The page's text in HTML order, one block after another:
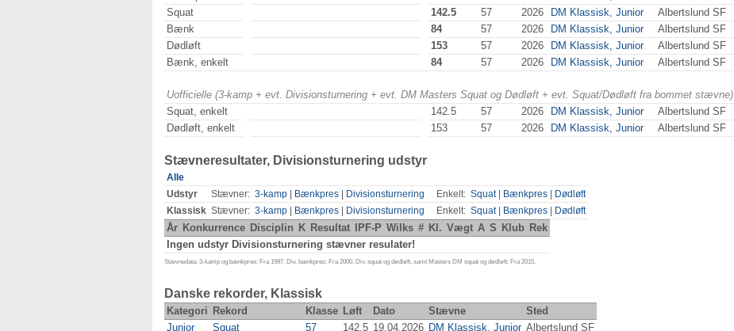
Squat
142.5 57 2026 DM Klassisk, Junior
Albertslund SF
Bænk
84 57 2026 DM Klassisk, Junior
Albertslund SF
Dødløft
153 57 2026 DM Klassisk, Junior
Albertslund SF
Bænk, enkelt
84 57 2026 DM Klassisk, Junior Albertslund SF
Uofficielle (3-kamp + evt. Divisionsturnering + evt. DM Masters Squat og Dødløft + evt. Squat/Dødløft fra bommet stævne)
Squat, enkelt
142.5 57 2026 DM Klassisk, Junior
Albertslund SF
Dødløft, enkelt
153 57 2026 DM Klassisk, Junior Albertslund SF
Stævneresultater, Divisionsturnering udstyr
Alle
Udstyr
Stævner: 3-kamp Bænkpres Divisionsturnering Enkelt: Squat| Bænkpres
Dødløft
Klassisk Stævner: 3-kamp Bænkpres Divisionsturnering Enkelt: Squat| Bænkpres Dødløft
År Konkurrence Disciplin K Resultat IPF-P Wilks # Kl. Vægt A S Klub Rek
Ingen udstyr Divisionsturnering stævner resulater!
Stævnedata: 3-kamp og bænkpres: Fra 1997. Div. bænkpres: Fra 2000. Div. squat og dødløft, samt Masters DM squat og dødløft: Fra 2015.
Danske rekorder, Klassisk
Kategori Rekord Klasse Løft Dato Stævne
Sted
Junior
Squat 57 142.5 19.04.2026 DM Klassisk, Junior Albertslund SF